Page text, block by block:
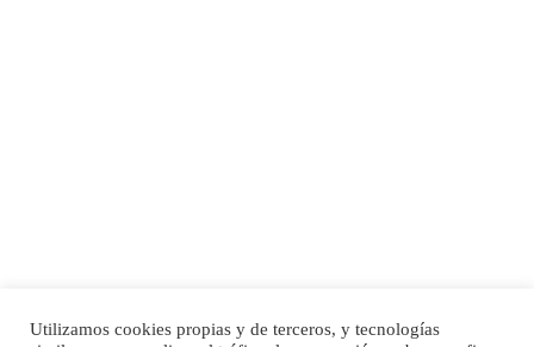
SHIBA PERDIDO AVDA JOSE MESA Y LOPEZ
Utilizamos cookies propias y de terceros, y tecnologías